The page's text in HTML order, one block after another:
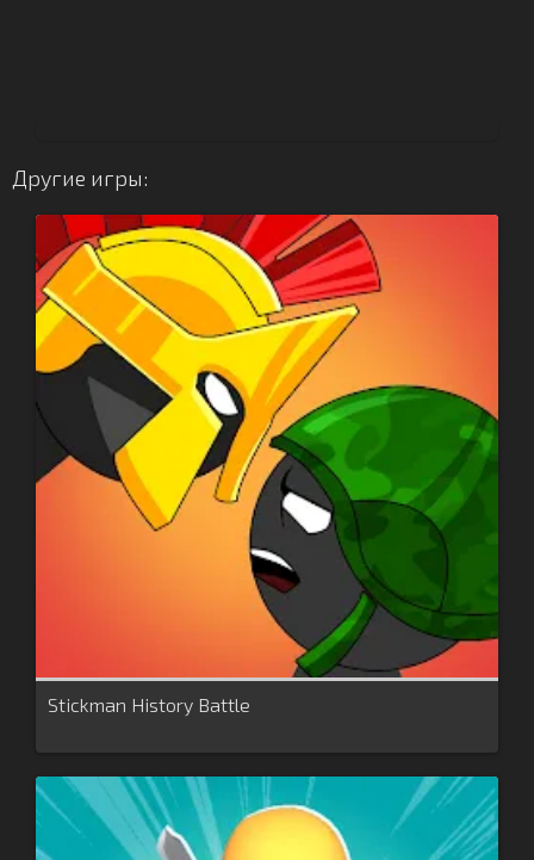
Другие игры:
Stickman History Battle